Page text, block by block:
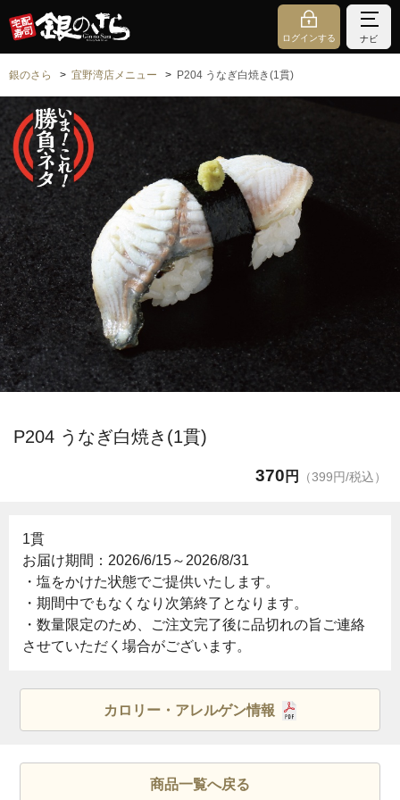
ログインする ナビ
銀のさら 宜野湾店メニュー P204 うなぎ白焼き(1貫)
P204 うなぎ白焼き(1貫)
370 円 （399円/税込）
1貫
お届け期間：2026/6/15～2026/8/31
・塩をかけた状態でご提供いたします。
・期間中でもなくなり次第終了となります。
・数量限定のため、ご注文完了後に品切れの旨ご連絡
させていただく場合がございます。
カロリー・アレルゲン情報
商品一覧へ戻る